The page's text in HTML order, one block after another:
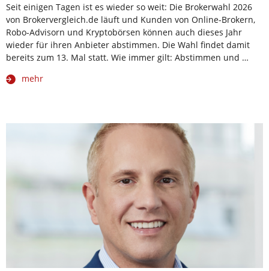
Seit einigen Tagen ist es wieder so weit: Die Brokerwahl 2026
von Brokervergleich.de läuft und Kunden von Online-Brokern,
Robo-Advisorn und Kryptobörsen können auch dieses Jahr
wieder für ihren Anbieter abstimmen. Die Wahl findet damit
bereits zum 13. Mal statt. Wie immer gilt: Abstimmen und …
mehr